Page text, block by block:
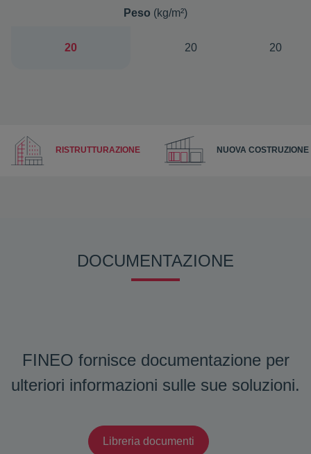
Peso (kg/m²)
20 20 20
RISTRUTTURAZIONE NUOVA COSTRUZIONE
DOCUMENTAZIONE
FINEO fornisce documentazione per
ulteriori informazioni sulle sue soluzioni.
Libreria documenti